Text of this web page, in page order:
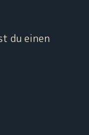
du einen